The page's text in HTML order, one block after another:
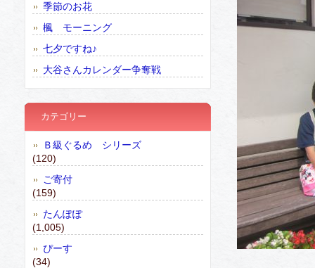
季節のお花
楓 モーニング
七夕ですね♪
大谷さんカレンダー争奪戦
カテゴリー
Ｂ級ぐるめ シリーズ
(120)
ご寄付
(159)
たんぽぽ
(1,005)
ぴーす
(34)